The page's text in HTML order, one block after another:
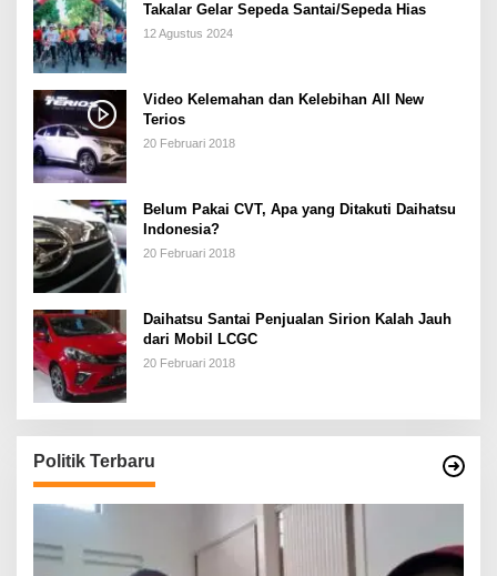
Takalar Gelar Sepeda Santai/Sepeda Hias
12 Agustus 2024
Video Kelemahan dan Kelebihan All New
Terios
20 Februari 2018
Belum Pakai CVT, Apa yang Ditakuti Daihatsu
Indonesia?
20 Februari 2018
Daihatsu Santai Penjualan Sirion Kalah Jauh
dari Mobil LCGC
20 Februari 2018
Politik Terbaru